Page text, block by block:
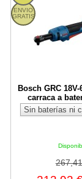
ENVIO
GRATIS
Bosch GRC
carraca a